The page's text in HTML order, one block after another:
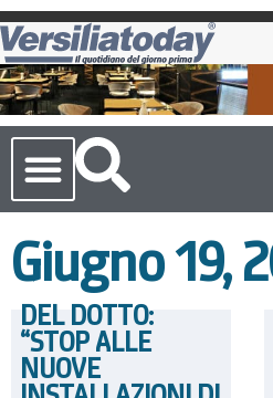
Giugno 19,
DEL DOTTO:
“STOP ALLE
NUOVE